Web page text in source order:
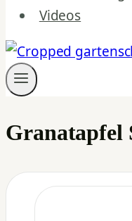
Videos
Granatapfel